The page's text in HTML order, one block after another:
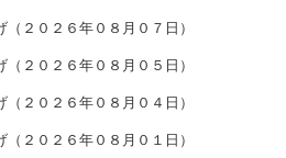
２０２６年０８月０７日）
２０２６年０８月０５日）
２０２６年０８月０４日）
２０２６年０８月０１日）